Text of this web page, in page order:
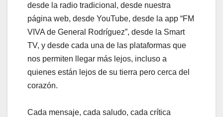
desde la radio tradicional, desde nuestra
página web, desde YouTube, desde la app “FM
VIVA de General Rodríguez”, desde la Smart
TV, y desde cada una de las plataformas que
nos permiten llegar más lejos, incluso a
quienes están lejos de su tierra pero cerca del
corazón.
Cada mensaje, cada saludo, cada crítica